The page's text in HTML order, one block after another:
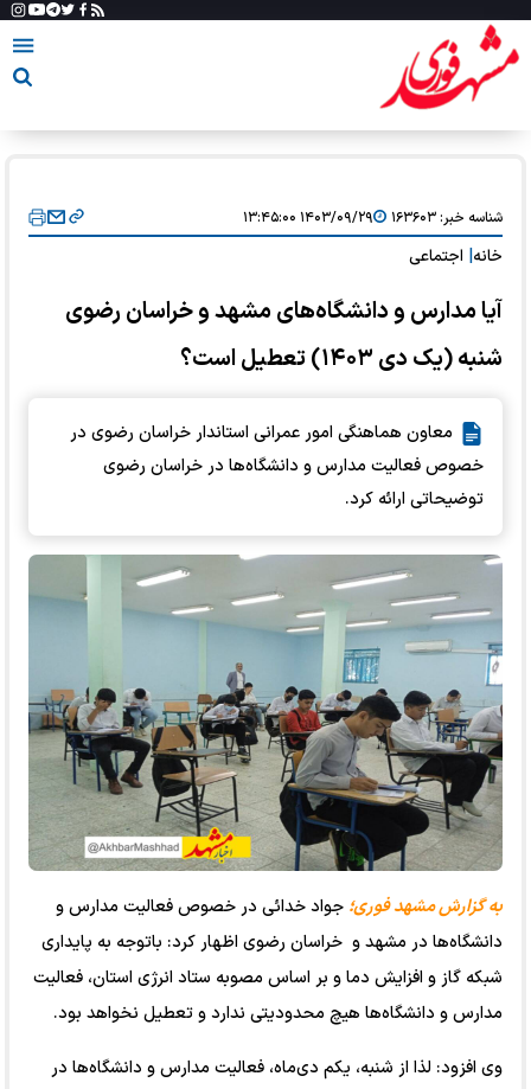
شناسه خبر:۱۶۳۶۰۳ ۱۴۰۳/۰۹/۲۹ ۱۳:۴۵:۰۰
خانه اجتماعی
آیا مدارس و دانشگاه‌های مشهد و خراسان رضوی
شنبه (یک دی ۱۴۰۳) تعطیل است؟
معاون هماهنگی امور عمرانی استاندار خراسان رضوی در
خصوص فعالیت مدارس و دانشگاه‌ها در خراسان رضوی
توضیحاتی ارائه کرد.
به گزارش مشهد فوری؛ جواد خدائی در خصوص فعالیت مدارس و
دانشگاه‌ها در مشهد و خراسان رضوی اظهار کرد: با‌توجه به پایداری
شبکه گاز و افزایش دما و بر اساس مصوبه ستاد انرژی استان، فعالیت
مدارس و دانشگاه‌ها هیچ محدودیتی ندارد و تعطیل نخواهد بود.
وی افزود: لذا از شنبه، یکم دی‌ماه، فعالیت مدارس و دانشگاه‌ها در